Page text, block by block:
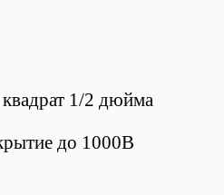
1/2 дюйма
до 1000В